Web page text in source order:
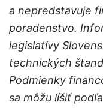
a nepredstavuje
poradenstvo.
legislatívy
technických
Podmienky
sa môžu líšiť